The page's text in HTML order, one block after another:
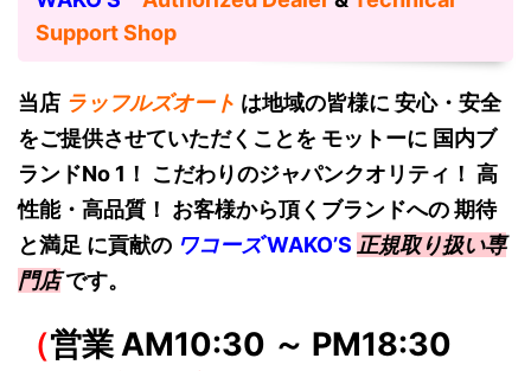
Support Shop
当店 ラッフルズオート は地域の皆様に 安心・安全
をご提供させていただくことを モットーに 国内ブ
ランドNo 1！ こだわりのジャパンクオリティ！ 高
性能・高品質！ お客様から頂くブランドへの 期待
と満足 に貢献の ワコーズWAKO’S 正規取り扱い専
門店です。
（営業 AM10:30 ～ PM18:30